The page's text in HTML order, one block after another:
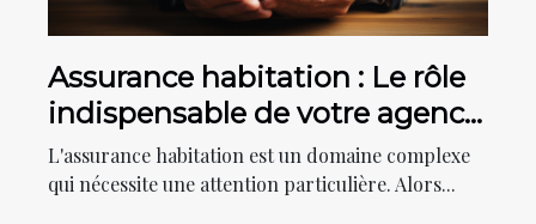
Assurance habitation : Le rôle
indispensable de votre agence
immobilière
L'assurance habitation est un domaine complexe
qui nécessite une attention particulière. Alors...